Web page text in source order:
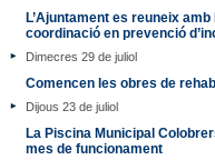
L’Ajuntament es reuneix
coordinació en prevenció
Dimecres 29 de juliol
Comencen les obres de
Dijous 23 de juliol
La Piscina Municipal
mes de funcionament